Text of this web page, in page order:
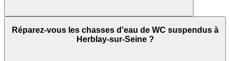
Réparez-vous les chasses d'eau de WC suspendus à
Herblay-sur-Seine ?